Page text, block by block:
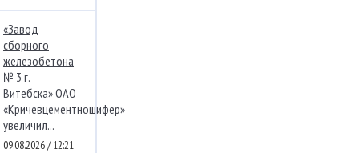
«Завод
сборного
железобетона
№ 3 г.
Витебска» ОАО
«Кричевцементношифер»
увеличил...
09.08.2026 / 12:21